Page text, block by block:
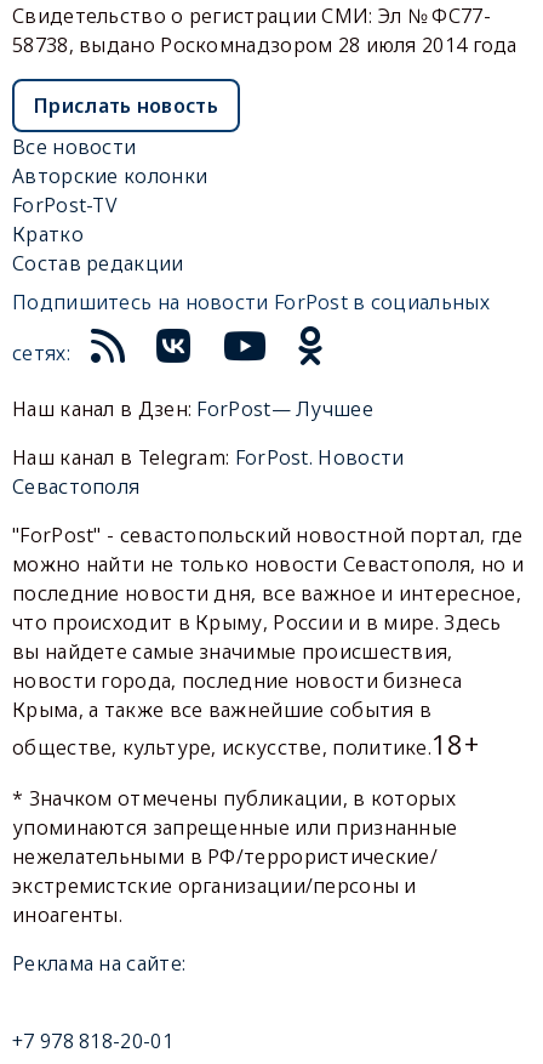
Свидетельство о регистрации СМИ: Эл № ФС77-
58738, выдано Роскомнадзором 28 июля 2014 года
Прислать новость
Все новости
Авторские колонки
ForPost-TV
Кратко
Состав редакции
Подпишитесь на новости ForPost в социальных
сетях:
Наш канал в Дзен: ForPost— Лучшее
Наш канал в Telegram: ForPost. Новости
Севастополя
"ForPost" - севастопольский новостной портал, где
можно найти не только новости Севастополя, но и
последние новости дня, все важное и интересное,
что происходит в Крыму, России и в мире. Здесь
вы найдете самые значимые происшествия,
новости города, последние новости бизнеса
Крыма, а также все важнейшие события в
обществе, культуре, искусстве, политике.18+
* Значком отмечены публикации, в которых
упоминаются запрещенные или признанные
нежелательными в РФ/террористические/
экстремистские организации/персоны и
иноагенты.
Реклама на сайте:
+7 978 818-20-01